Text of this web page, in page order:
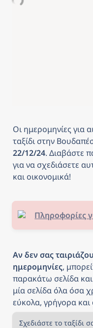
Οι ημερομηνίες για
ταξίδι στην
22/12/24. Διαβάστε
για να σχεδιάσετε
και οικονομικά!
Πληροφορίες
Αν δεν σας
ημερομηνίες,
παρακάτω σελίδα
μία σελίδα όλα όσα
εύκολα, γρήγορα και